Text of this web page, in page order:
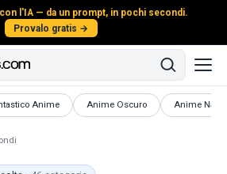
l'IA — da un prompt, in pochi secondi.
Provalo gratis →
Anime Anime Oscuro
Sfondi Anime
Sfondi